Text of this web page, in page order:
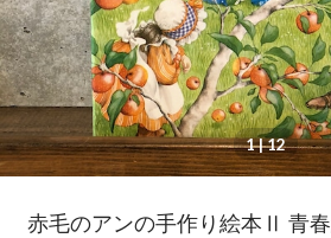
1| 12
赤毛のアンの手作り絵本Ⅱ 青